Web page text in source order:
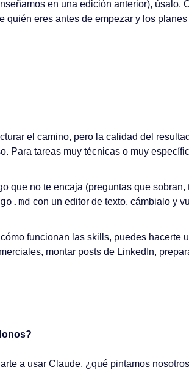
en una edición anterior), úsalo.
quién eres antes de empezar y los
el camino, pero la calidad del
Para tareas muy técnicas o muy
que no te encaja (preguntas que sobran,
con un editor de texto, cámbialo y
funcionan las skills, puedes hacerte
montar posts de LinkedIn,
a usar Claude, ¿qué pintamos